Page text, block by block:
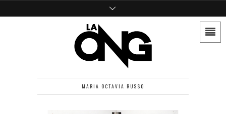
MARIA OCTAVIA RUSSO